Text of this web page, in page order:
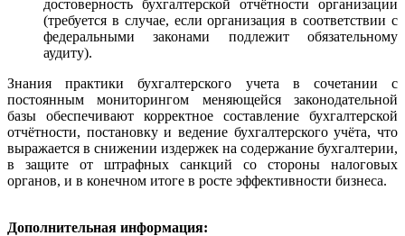
достоверность бухгалтерской отчётности организации
(требуется в случае, если организация в соответствии с
федеральными законами подлежит обязательному
аудиту).
Знания практики бухгалтерского учета в сочетании с
постоянным мониторингом меняющейся законодательной
базы обеспечивают корректное составление бухгалтерской
отчётности, постановку и ведение бухгалтерского учёта, что
выражается в снижении издержек на содержание бухгалтерии,
в защите от штрафных санкций со стороны налоговых
органов, и в конечном итоге в росте эффективности бизнеса.
Дополнительная информация: